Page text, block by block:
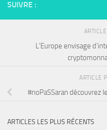
SUIVRE :
L’Europe envisage
ARTICLE
#noPaSSaran découvrez
ARTICLES LES PLUS RÉCENTS